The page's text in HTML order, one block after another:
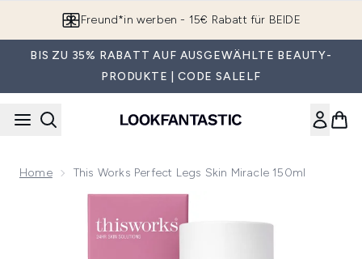
Freund*in werben - 15€ Rabatt für BEIDE
BIS ZU 35% RABATT AUF AUSGEWÄHLTE BEAUTY-
PRODUKTE | CODE SALELF
Home This Works Perfect Legs Skin Miracle 150ml
Now showing image 1 this works Perfect Legs Skin Miracle